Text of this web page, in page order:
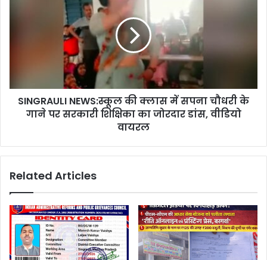
SINGRAULI NEWS:स्कूल की क्लास में सपना चौधरी के
गाने पर सरकारी शिक्षिका का जोरदार डांस, वीडियो
वायरल
Related Articles